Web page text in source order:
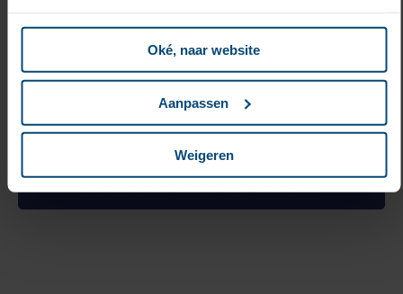
Oké, naar website
Aanpassen
Weigeren
CHARTE ACHATS RESPONSABLES